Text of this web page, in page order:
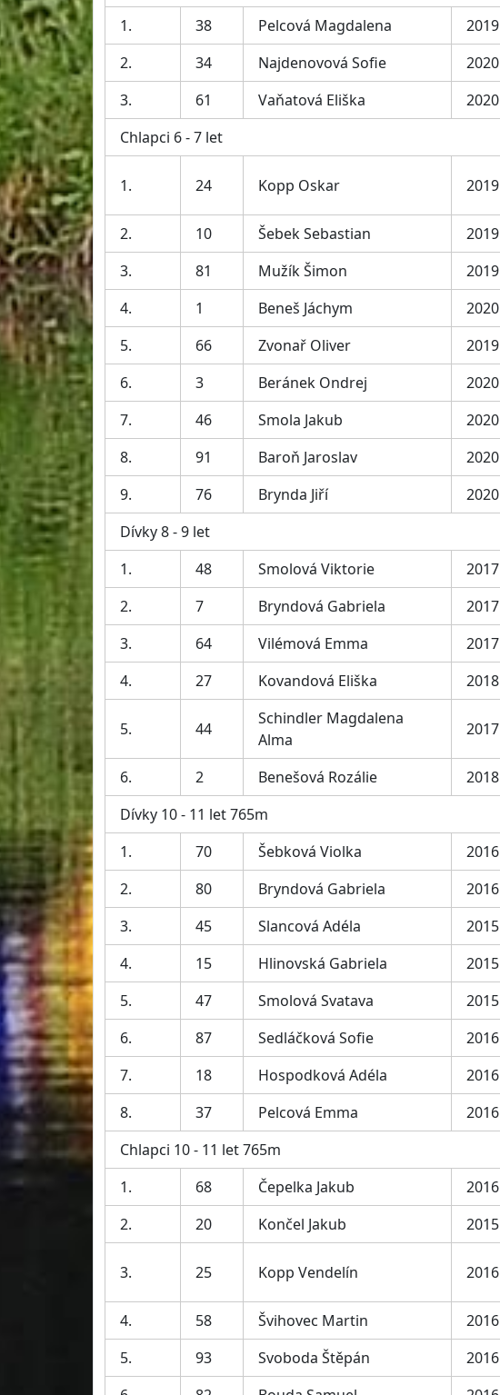
1.
38 Pelcová Magdalena 2019
2.
34 Najdenovová Sofie 2020
3.
61 Vaňatová Eliška 2020
Chlapci 6 - 7 let
1. 24 Kopp Oskar 2019
2. 10 Šebek Sebastian 2019
3.
81 Mužík Šimon 2019
4.
1 Beneš Jáchym 2020
5.
66 Zvonař Oliver 2019
6.
3 Beránek Ondrej 2020
7.
46 Smola Jakub 2020
8.
91 Baroň Jaroslav 2020
9.
76 Brynda Jiří 2020
Dívky 8 - 9 let
1.
48 Smolová Viktorie 2017
2.
7 Bryndová Gabriela 2017
3.
64 Vilémová Emma 2017
4.
27 Kovandová Eliška 2018
5. 44
Schindler Magdalena
Alma
2017
6. 2 Benešová Rozálie 2018
Dívky 10 - 11 let 765m
1.
70 Šebková Violka 2016
2.
80 Bryndová Gabriela 2016
3.
45 Slancová Adéla 2015
4.
15 Hlinovská Gabriela 2015
5.
47 Smolová Svatava 2015
6.
87 Sedláčková Sofie 2016
7.
18 Hospodková Adéla 2016
8.
37 Pelcová Emma 2016
Chlapci 10 - 11 let 765m
1.
68 Čepelka Jakub 2016
2.
20 Končel Jakub 2015
3. 25 Kopp Vendelín 2016
4. 58 Švihovec Martin 2016
5.
93 Svoboda Štěpán 2016